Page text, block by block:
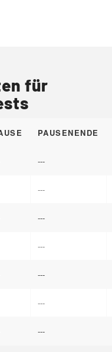
für
PAUSENENDE
---
---
---
---
---
---
---